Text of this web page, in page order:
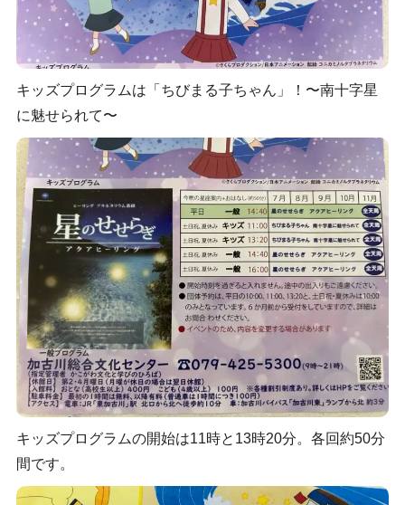
キッズプログラムは「ちびまる子ちゃん」！〜南十字星
に魅せられて〜
キッズプログラムの開始は11時と13時20分。各回約50分
間です。